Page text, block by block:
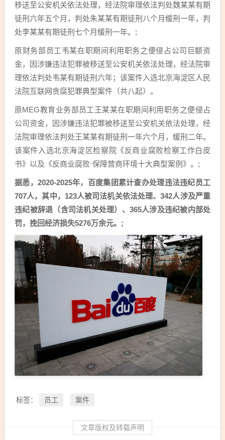
移送至公安机关依法处理，经法院审理依法判处魏某某有期
徒刑六年五个月，判处朱某某有期徒刑八个月缓刑一年，判
处李某某有期徒刑七个月缓刑一年。;
原财务部员工韦某在职期间利用职务之便侵占公司巨额资
金，因涉嫌违法犯罪被移送至公安机关依法处理，经法院审
理依法判处韦某有期徒刑六年；该案件入选北京海淀区人民
法院互联网贪腐犯罪典型案件（共八起）。
原MEG教育业务部员工王某某在职期间利用职务之便侵占
公司资金，因涉嫌违法犯罪被移送至公安机关依法处理，经
法院审理依法判处王某某有期徒刑一年六个月，缓刑二年。
该案件入选北京海淀区检察院《反商业腐败检察工作白皮
书》以及《反商业腐败·保障营商环境十大典型案例》。;
据悉，2020-2025年，百度集团累计查办处理违法违纪员工
707人，其中，123人被司法机关依法处理、342人涉及严重
违纪被辞退（含司法机关处理）、365人涉及违纪被内部处
罚，挽回经济损失5276万余元。;
标签： 员工 案件
文章版权及转载声明